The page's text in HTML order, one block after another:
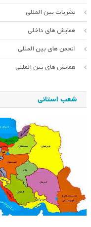
نشریات بین المللی
همایش های داخلی
انجمن های بین المللی
همایش های بین المللی
شعب استانی